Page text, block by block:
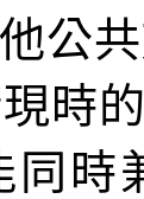
公
時
同時